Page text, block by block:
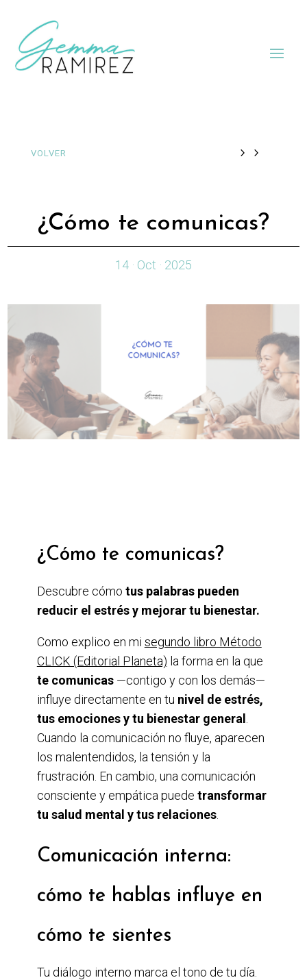
VOLVER
¿Cómo te comunicas?
14 · Oct · 2025
¿Cómo te comunicas?
Descubre cómo tus palabras pueden
reducir el estrés y mejorar tu bienestar.
Como explico en mi segundo libro Método
CLICK (Editorial Planeta) la forma en la que
te comunicas—contigo y con los demás—
influye directamente en tu nivel de estrés,
tus emociones y tu bienestar general
Cuando la comunicación no fluye, aparecen
los malentendidos, la tensión y la
frustración. En cambio, una comunicación
consciente y empática puede transformar
tu salud mental y tus relaciones.
Comunicación interna:
cómo te hablas influye en
cómo te sientes
Tu diálogo interno marca el tono de tu día.